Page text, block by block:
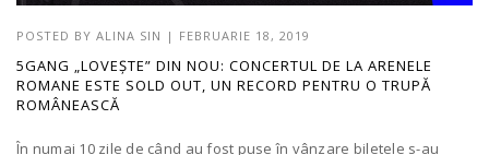
POSTED BY ALINA SIN | FEBRUARIE 18, 2019
5GANG „LOVEȘTE” DIN NOU: CONCERTUL DE LA ARENELE
ROMANE ESTE SOLD OUT, UN RECORD PENTRU O TRUPĂ
ROMÂNEASCĂ
În numai 10 zile de când au fost puse în vânzare biletele s-au